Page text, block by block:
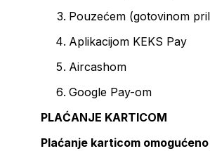
Pouzećem (gotovinom
Aplikacijom KEKS Pay
Aircashom
Google Pay-om
PLAĆANJE KARTICOM
Plaćanje karticom